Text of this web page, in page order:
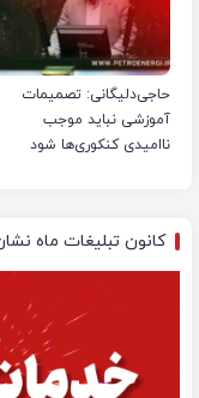
حاجی‌دلیگانی: تصمیمات
آموزشی نباید موجب
ناامیدی کنکوری‌ها شود
کانون تبلیغات ماه